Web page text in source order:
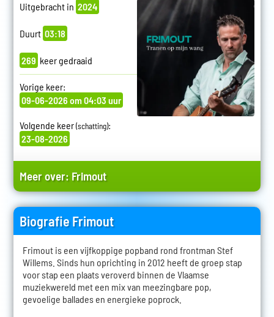
Uitgebracht in 2024
Duurt 03:18
269 keer gedraaid
Vorige keer:
09-06-2026 om 04:03 uur
Volgende keer(schatting):
23-08-2026
Meer over: Frimout
Biografie Frimout
Frimout is een vijfkoppige popband rond frontman Stef
Willems. Sinds hun oprichting in 2012 heeft de groep stap
voor stap een plaats veroverd binnen de Vlaamse
muziekwereld met een mix van meezingbare pop,
gevoelige ballades en energieke poprock.